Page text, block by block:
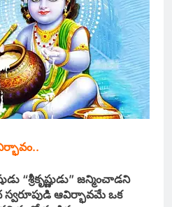
“శ్రీకృష్ణుడు” జన్మించాడని
స్వరూపుడి ఆవిర్భావమే ఒక